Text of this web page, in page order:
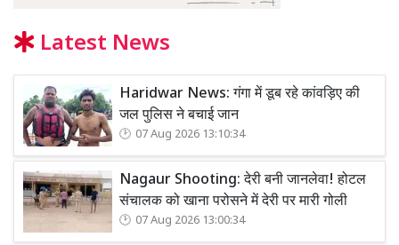
Latest News
Haridwar News: गंगा में डूब रहे कांवड़िए की
जल पुलिस ने बचाई जान
07 Aug 2026 13:10:34
Nagaur Shooting: देरी बनी जानलेवा! होटल
संचालक को खाना परोसने में देरी पर मारी गोली
07 Aug 2026 13:00:34